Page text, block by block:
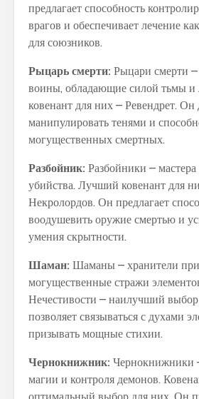
предлагает способность
врагов и обеспечивает лечение
для союзников.
Рыцарь смерти: Рыцари смерти
воины, обладающие силой тьмы и
ковенант для них – Ревендрет. Он
манипулировать тенями и
могущественных смертных.
Разбойник: Разбойники –
убийства. Лучший ковенант для
Некролордов. Он предлагает
воодушевить оружие смертью и
умения скрытности.
Шаман: Шаманы – хранители
могущественные стражи
Нечестивости – наилучший
позволяет связываться с духами
призывать мощные стихии.
Чернокнижник: Чернокнижники
магии и контроля демонов.